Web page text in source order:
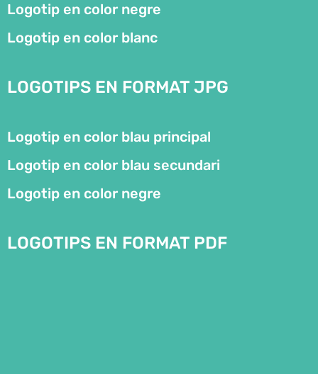
Logotip en color negre
Logotip en color blanc
LOGOTIPS EN FORMAT JPG
Logotip en color blau principal
Logotip en color blau secundari
Logotip en color negre
LOGOTIPS EN FORMAT PDF